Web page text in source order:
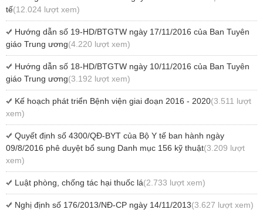
tế(12.024 lượt xem)
Hướng dẫn số 19-HD/BTGTW ngày 17/11/2016 của Ban Tuyên
giáo Trung ương(4.220 lượt xem)
Hướng dẫn số 18-HD/BTGTW ngày 10/11/2016 của Ban Tuyên
giáo Trung ương(3.192 lượt xem)
Kế hoạch phát triển Bệnh viện giai đoạn 2016 - 2020(3.511 lượt
xem)
Quyết định số 4300/QĐ-BYT của Bộ Y tế ban hành ngày
09/8/2016 phê duyệt bổ sung Danh mục 156 kỹ thuật(3.209 lượt
xem)
Luật phòng, chống tác hại thuốc lá(2.733 lượt xem)
Nghị định số 176/2013/NĐ-CP ngày 14/11/2013(3.627 lượt xem)